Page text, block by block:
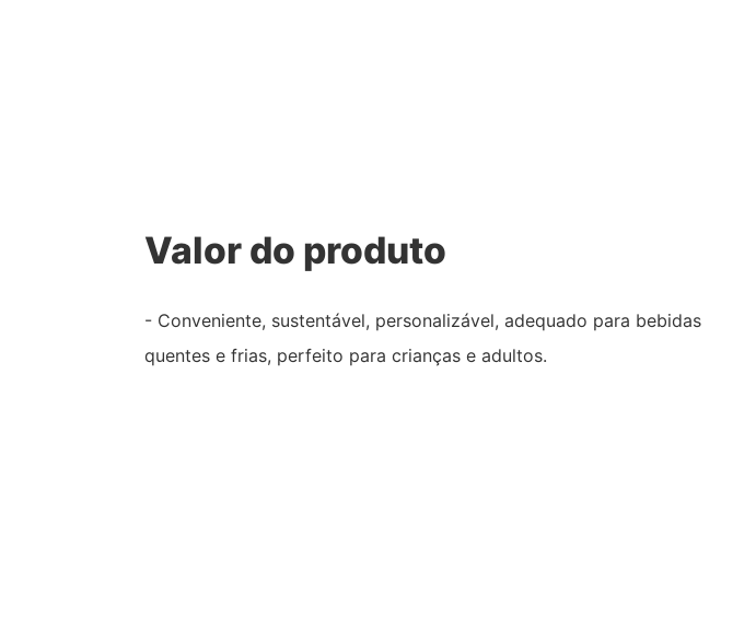
Valor do produto
- Conveniente, sustentável, personalizável, adequado para bebidas
quentes e frias, perfeito para crianças e adultos.